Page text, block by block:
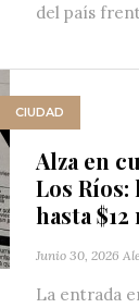
del país
CIUDAD
Alza en
Los
hasta
Junio 30, 2026
La entrada